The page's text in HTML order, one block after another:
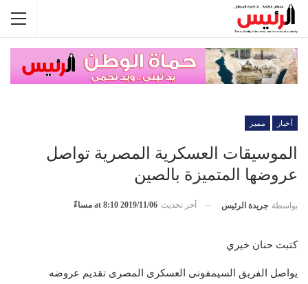
أخبار مميز
الموسيقات العسكرية المصرية تواصل
عروضها المتميزة بالصين
بواسطة جريدة الرئيس آخر تحديث 2019/11/06 at 8:10 مساءً
كتبت حنان خيري
يواصل الفريق السيمفونى العسكرى المصرى تقديم عروضه